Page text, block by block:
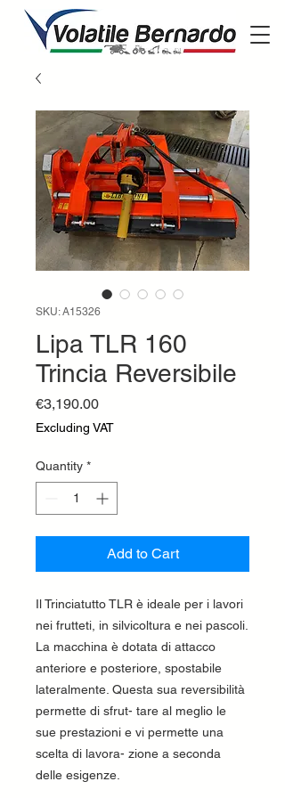
SKU: A15326
Lipa TLR 160
Trincia Reversibile
€3,190.00Price
Excluding VAT
Quantity *
Add to Cart
Il Trinciatutto TLR è ideale per i lavori
nei frutteti, in silvicoltura e nei pascoli.
La macchina è dotata di attacco
anteriore e posteriore, spostabile
lateralmente. Questa sua reversibilità
permette di sfrut- tare al meglio le
sue prestazioni e vi permette una
scelta di lavora- zione a seconda
delle esigenze.